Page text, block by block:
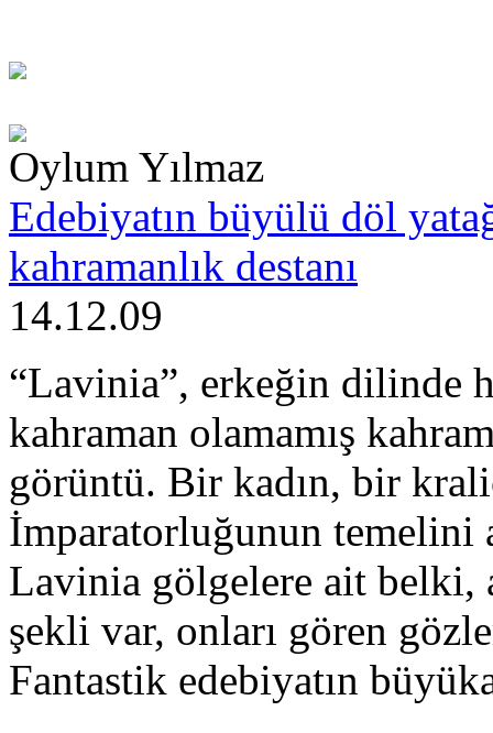
Oylum Yılmaz
Edebiyatın büyülü döl
kahramanlık destanı
14.12.09
“Lavinia”, erkeğin dilinde
kahraman olamamış
görüntü. Bir kadın, bir
İmparatorluğunun temelini
Lavinia gölgelere ait belki,
şekli var, onları gören
Fantastik edebiyatın